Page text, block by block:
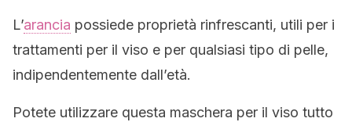
L’arancia possiede proprietà rinfrescanti, utili per i
trattamenti per il viso e per qualsiasi tipo di pelle,
indipendentemente dall’età.
Potete utilizzare questa maschera per il viso tutto